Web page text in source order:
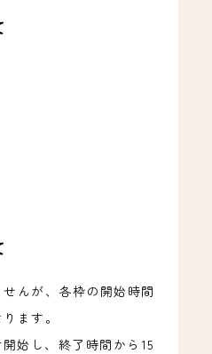
んが、各枠の開始時間
ます。
始し、終了時間から15